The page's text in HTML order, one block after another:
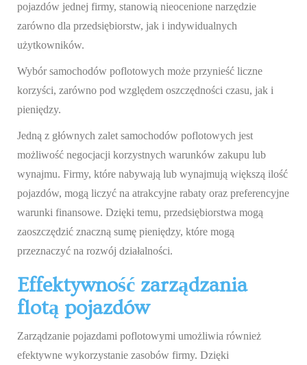
pojazdów jednej firmy, stanowią nieocenione narzędzie
zarówno dla przedsiębiorstw, jak i indywidualnych
użytkowników.
Wybór samochodów poflotowych może przynieść liczne
korzyści, zarówno pod względem oszczędności czasu, jak i
pieniędzy.
Jedną z głównych zalet samochodów poflotowych jest
możliwość negocjacji korzystnych warunków zakupu lub
wynajmu. Firmy, które nabywają lub wynajmują większą ilość
pojazdów, mogą liczyć na atrakcyjne rabaty oraz preferencyjne
warunki finansowe. Dzięki temu, przedsiębiorstwa mogą
zaoszczędzić znaczną sumę pieniędzy, które mogą
przeznaczyć na rozwój działalności.
Effektywność zarządzania
flotą pojazdów
Zarządzanie pojazdami poflotowymi umożliwia również
efektywne wykorzystanie zasobów firmy. Dzięki